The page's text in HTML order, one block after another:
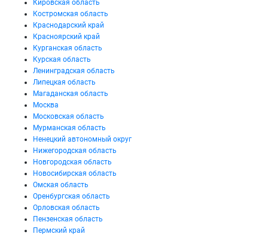
Кировская область
Костромская область
Краснодарский край
Красноярский край
Курганская область
Курская область
Ленинградская область
Липецкая область
Магаданская область
Москва
Московская область
Мурманская область
Ненецкий автономный округ
Нижегородская область
Новгородская область
Новосибирская область
Омская область
Оренбургская область
Орловская область
Пензенская область
Пермский край